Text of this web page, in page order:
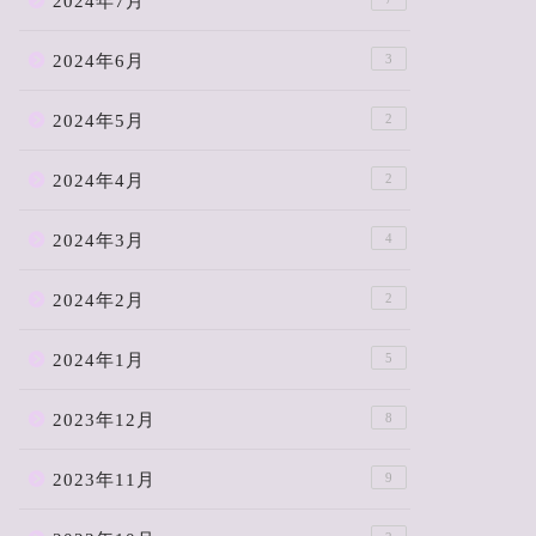
2024年6月 3
2024年5月 2
2024年4月 2
2024年3月 4
2024年2月 2
2024年1月 5
2023年12月 8
2023年11月 9